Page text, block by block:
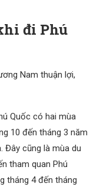
đi Phú
Nam thuận lợi,
Quốc có hai mùa
10 đến tháng 3 năm
Đây cũng là mùa du
tham quan Phú
tháng 4 đến tháng